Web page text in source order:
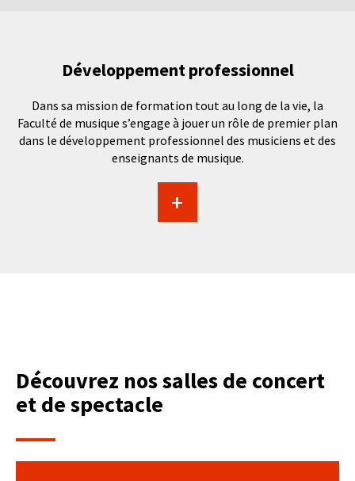
Développement professionnel
Dans sa mission de formation tout au long de la vie, la
Faculté de musique s’engage à jouer un rôle de premier plan
dans le développement professionnel des musiciens et des
enseignants de musique.
+
Découvrez nos salles de concert
et de spectacle